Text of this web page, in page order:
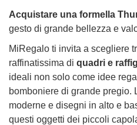
Acquistare una formella
gesto di grande bellezza e
MiRegalo ti invita a scegliere
raffinatissima di quadri e
ideali non solo come idee
bomboniere di grande
moderne e disegni in alto e
questi oggetti dei piccoli